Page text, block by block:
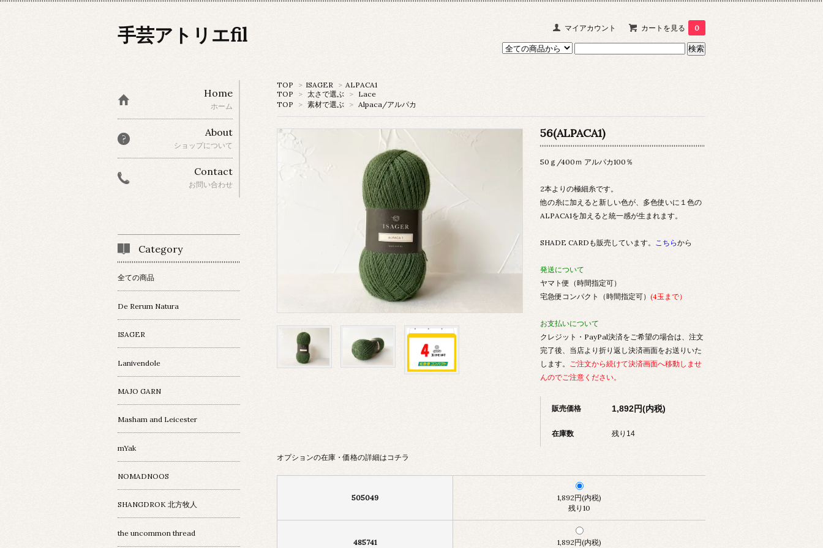
マイアカウント カートを見る 0
手芸アトリエfil
TOP > ISAGER > ALPACA1
TOP
> 太さで選ぶ > Lace
TOP
> 素材で選ぶ > Alpaca/アルパカ
56(ALPACA1)
50ｇ/400ｍ アルパカ100％
2本よりの極細糸です。
他の糸に加えると新しい色が、多色使いに１色の
ALPACA1を加えると統一感が生まれます。
SHADE CARDも販売しています。 こちらから
発送について
ヤマト便（時間指定可）
宅急便コンパクト（時間指定可） (4玉まで）
お支払いについて
クレジット・PayPal決済をご希望の場合は、注文
完了後、当店より折り返し決済画面をお送りいた
します。 ご注文から続けて決済画面へ移動しませ
んのでご注意ください。
販売価格 1,892円(内税)
在庫数 残り14
オプションの在庫・価格の詳細はコチラ
505049
1,892円(内税)
残り10
485741 1,892円(内税)
Home
ホーム
About
ショップについて
Contact
お問い合わせ
Category
全ての商品
De Rerum Natura
ISAGER
Lanivendole
MAJO GARN
Masham and Leicester
mYak
NOMADNOOS
SHANGDROK 北方牧人
the uncommon thread